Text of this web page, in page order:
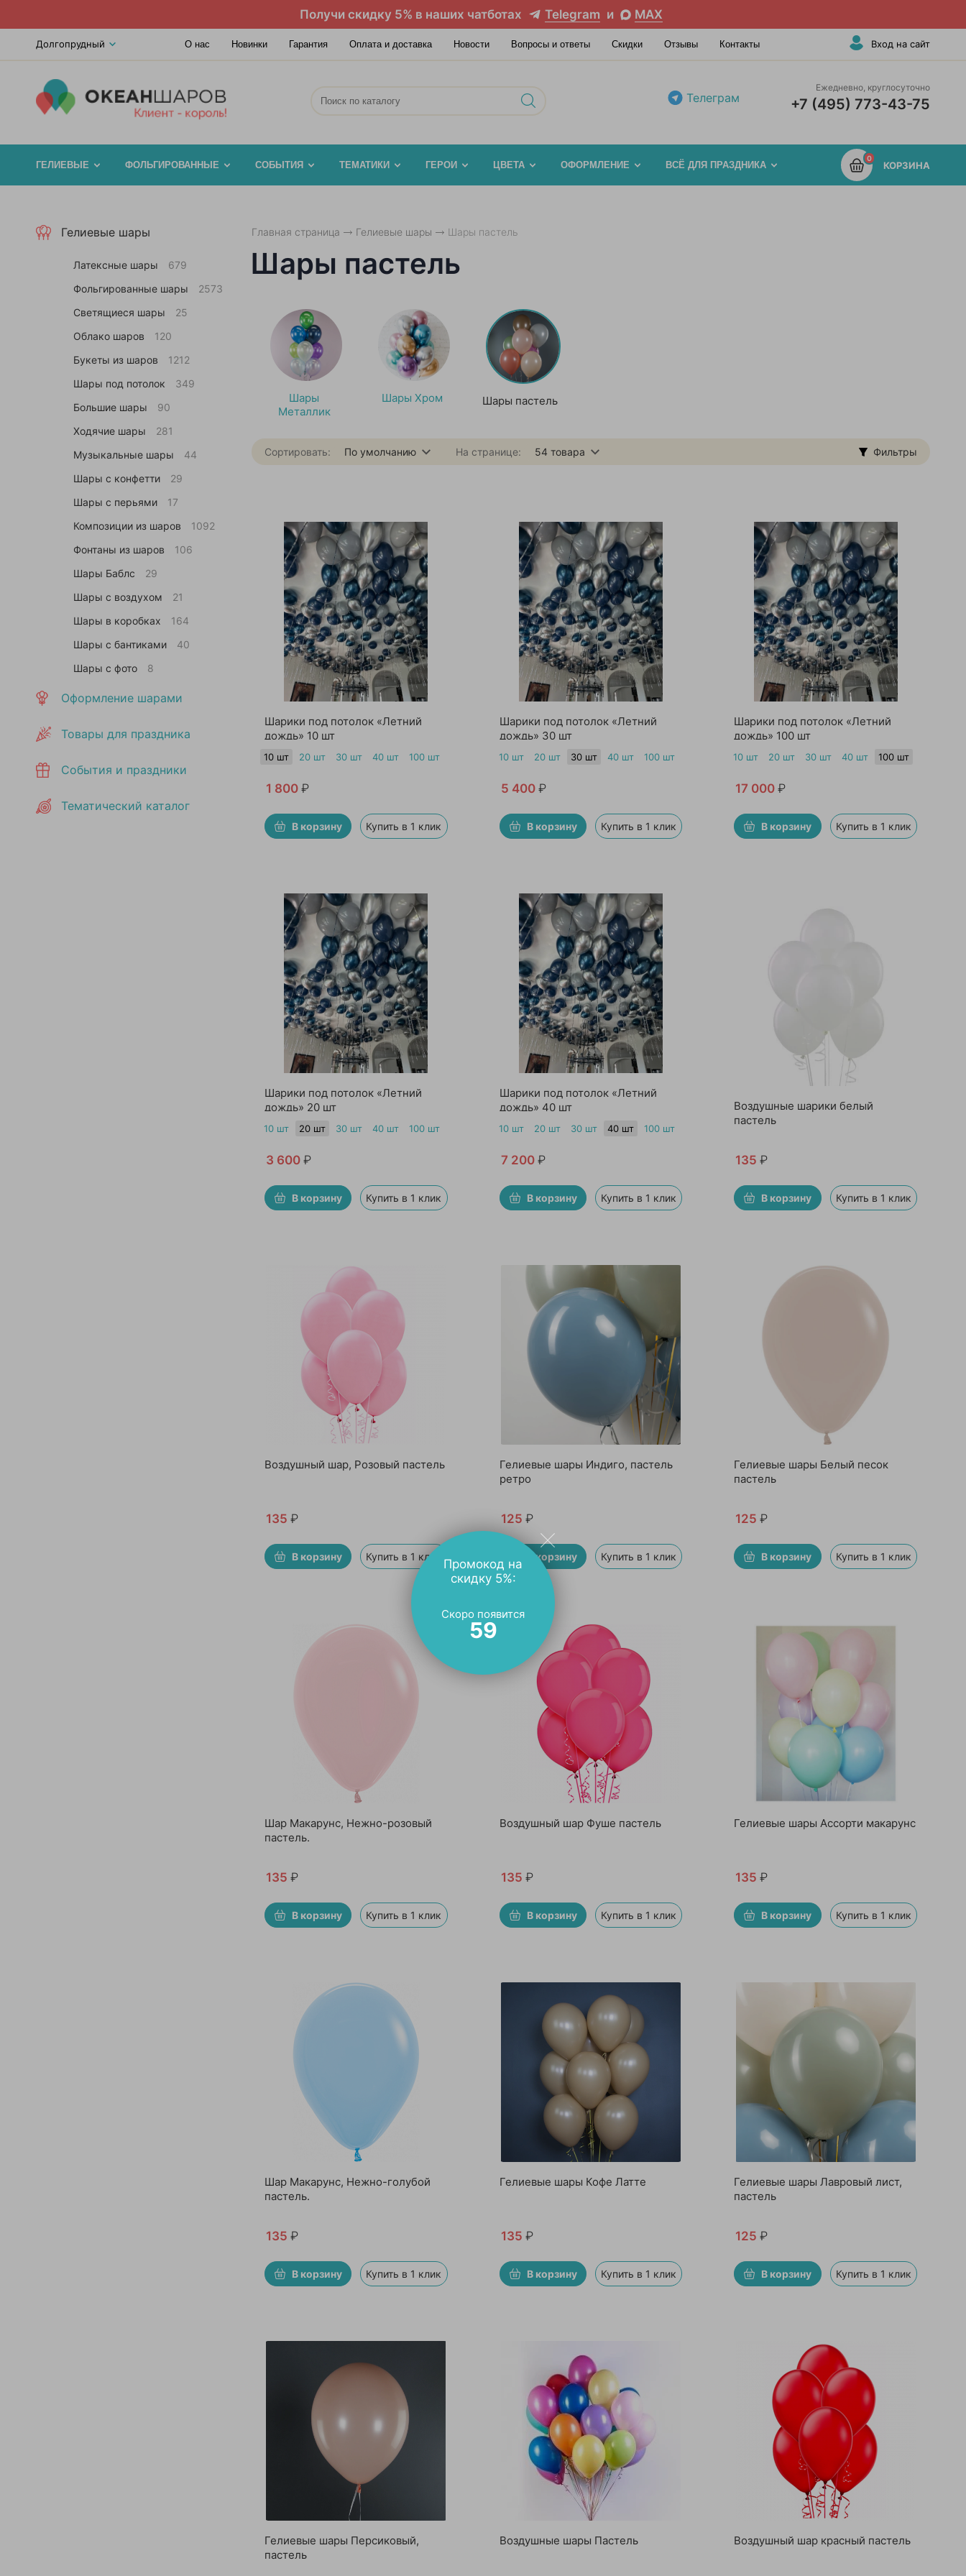
Получи скидку 5% в наших чатботах Telegram и MAX
Долгопрудный О нас Новинки Гарантия Оплата и доставка Новости Вопросы и ответы Скидки Отзывы Контакты Вход на сайт
Телеграм
Ежедневно, круглосуточно
+7 (495) 773-43-75
0
КОРЗИНА
ГЕЛИЕВЫЕ ФОЛЬГИРОВАННЫЕ СОБЫТИЯ ТЕМАТИКИ ГЕРОИ ЦВЕТА ОФОРМЛЕНИЕ ВСЁ ДЛЯ ПРАЗДНИКА
Главная страница Гелиевые шары Шары пастель
Шары пастель
Шары
Металлик
Шары Хром Шары пастель
Фильтры
Сортировать: По умолчанию На странице: 54 товара
Шарики под потолок «Летний
дождь» 10 шт
10 шт 20 шт 30 шт 40 шт 100 шт
1 800 ₽
В корзину Купить в 1 клик
Шарики под потолок «Летний
дождь» 30 шт
10 шт 20 шт 30 шт 40 шт 100 шт
5 400 ₽
В корзину Купить в 1 клик
Шарики под потолок «Летний
дождь» 100 шт
10 шт 20 шт 30 шт 40 шт 100 шт
17 000₽
В корзину Купить в 1 клик
Шарики под потолок «Летний
дождь» 20 шт
10 шт 20 шт 30 шт 40 шт 100 шт
3 600 ₽
В корзину Купить в 1 клик
Шарики под потолок «Летний
дождь» 40 шт
10 шт 20 шт 30 шт 40 шт 100 шт
7 200 ₽
В корзину Купить в 1 клик
Воздушные шарики белый
пастель
135₽
В корзину Купить в 1 клик
Воздушный шар, Розовый пастель
135 ₽
В корзину Купить в 1 клик
Гелиевые шары Индиго, пастель
ретро
125 ₽
В корзину Купить в 1 клик
Гелиевые шары Белый песок
пастель
125₽
В корзину Купить в 1 клик
Шар Макарунс, Нежно-розовый
пастель.
135 ₽
В корзину Купить в 1 клик
Воздушный шар Фуше пастель
135 ₽
В корзину Купить в 1 клик
Гелиевые шары Ассорти макарунс
135₽
В корзину Купить в 1 клик
Шар Макарунс, Нежно-голубой
пастель.
135 ₽
В корзину Купить в 1 клик
Гелиевые шары Кофе Латте
135 ₽
В корзину Купить в 1 клик
Гелиевые шары Лавровый лист,
пастель
125₽
В корзину Купить в 1 клик
Гелиевые шары Персиковый,
пастель
Воздушные шары Пастель Воздушный шар красный пастель
Гелиевые шары
Латексные шары
679
Фольгированные шары
2573
Светящиеся шары
25
Облако шаров
120
Букеты из шаров
1212
Шары под потолок
349
Большие шары
90
Ходячие шары
281
Музыкальные шары
44
Шары с конфетти
29
Шары с перьями
17
Композиции из шаров
1092
Фонтаны из шаров
106
Шары Баблс
29
Шары с воздухом
21
Шары в коробках
164
Шары с бантиками
40
Шары с фото
8
Оформление шарами
Товары для праздника
События и праздники
Тематический каталог
Промокод на
скидку 5%:
Скоро появится
57